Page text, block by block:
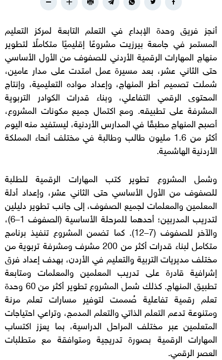
أنجز فريق وحدة الإبداع في التعلم التابعة لمركز التعليم
المستمر في جامعة بيرزيت مشروعًا إقليميًا متكاملًا لتطوير
منهاج المهارات الرقمية الأردني للصفوف من الأول الأساسي
حتى الثاني عشر، بعد مسيرة عمل امتدت على مدار عامين،
شملت تصميم أطر المنهاج، وإعداد مواده التعليمية، وإنتاج
المحتوى الرقمي التفاعلي، وبناء قدرات الكوادر التربوية
المشرفة على تطبيقه. ومع اكتمال جميع مكونات المشروع،
أصبح المنهاج مطبقًا في المدارس الأردنية، ليستفيد منه اليوم
أكثر من 1.6 مليون طالب وطالبة في مختلف أنحاء المملكة
الأردنية الهاشمية.
وشمل المشروع تطوير كتب المهارات الرقمية للطلبة
للصفوف من الأول الأساسي حتى الثاني عشر، وإعداد أدلة
المعلمين والمعلمات لجميع الصفوف، إلى جانب تطوير دليلين
لتدريب المدربين؛ أحدهما للمرحلة الأساسية (الصفوف 1–6)،
والآخر للصفوف (7–12). كما تضمن المشروع تنفيذ برنامج
متكامل لبناء قدرات أكثر من 200 مشرف ومشرفة تربوية من
مختلف مديريات التربية والتعليم في الأردن، بهدف إعداد فرق
إشرافية قادرة على تدريب المعلمين والمعلمات ومتابعة
تطبيق المنهاج. كذلك شمل المشروع تطوير أكثر من 60 وحدة
تعلم رقمية تفاعلية صُممت لتوفير مسارات تعلم مرنة
ومتنوعة تدعم التعلم الذاتي والتعلم المدمج، وتراعي احتياجات
المتعلمين عبر مختلف المراحل الدراسية، بما يعزز اكتساب
المهارات الرقمية بصورة تدريجية ومتوافقة مع متطلبات
العصر الرقمي.